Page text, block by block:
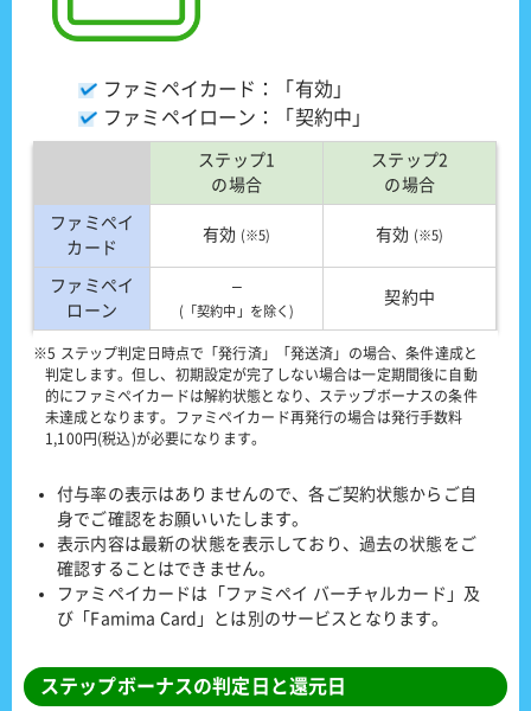
ファミペイカード：「有効」
ファミペイローン：「契約中」
ステップ1
の場合
ステップ2
の場合
ファミペイ
カード
有効 (※5) 有効 (※5)
ファミペイ
ローン
–
(「契約中」を除く)
契約中
※5 ステップ判定日時点で「発行済」「発送済」の場合、条件達成と
判定します。但し、初期設定が完了しない場合は一定期間後に自動
的にファミペイカードは解約状態となり、ステップボーナスの条件
未達成となります。ファミペイカード再発行の場合は発行手数料
1,100円(税込)が必要になります。
付与率の表示はありませんので、各ご契約状態からご自
身でご確認をお願いいたします。
表示内容は最新の状態を表示しており、過去の状態をご
確認することはできません。
ファミペイカードは「ファミペイ バーチャルカード」及
び「Famima Card」とは別のサービスとなります。
ステップボーナスの判定日と還元日